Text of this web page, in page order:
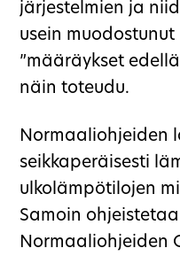
järjestelmien ja
usein
”määräykset
näin toteudu.
Normaaliohjeiden
seikkaperäisesti
ulkolämpötilojen
Samoin
Normaaliohjeiden